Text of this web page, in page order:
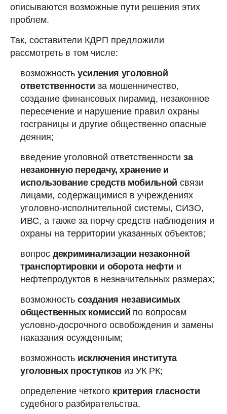
описываются возможные пути решения этих
проблем.
Так, составители КДРП предложили
рассмотреть в том числе:
возможность усиления уголовной
ответственности за мошенничество,
создание финансовых пирамид, незаконное
пересечение и нарушение правил охраны
госграницы и другие общественно опасные
деяния;
введение уголовной ответственности за
незаконную передачу, хранение и
использование средств мобильной связи
лицами, содержащимися в учреждениях
уголовно-исполнительной системы, СИЗО,
ИВС, а также за порчу средств наблюдения и
охраны на территории указанных объектов;
вопрос декриминализации незаконной
транспортировки и оборота нефти и
нефтепродуктов в незначительных размерах;
возможность создания независимых
общественных комиссий по вопросам
условно-досрочного освобождения и замены
наказания осужденным;
возможность исключения института
уголовных проступковиз УК РК;
определение четкого критерия гласности
судебного разбирательства.